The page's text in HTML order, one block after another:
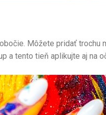
Môžete pridať
a tento tieň aplikujte aj